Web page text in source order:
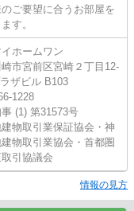
ご要望に合うお部屋を
す。
ホームワン
市宮前区宮崎２丁目12-
ザビル B103
1228
(1) 第31573号
建物取引業保証協会・神
物取引業協会・首都圏
引協議会
情報の見方